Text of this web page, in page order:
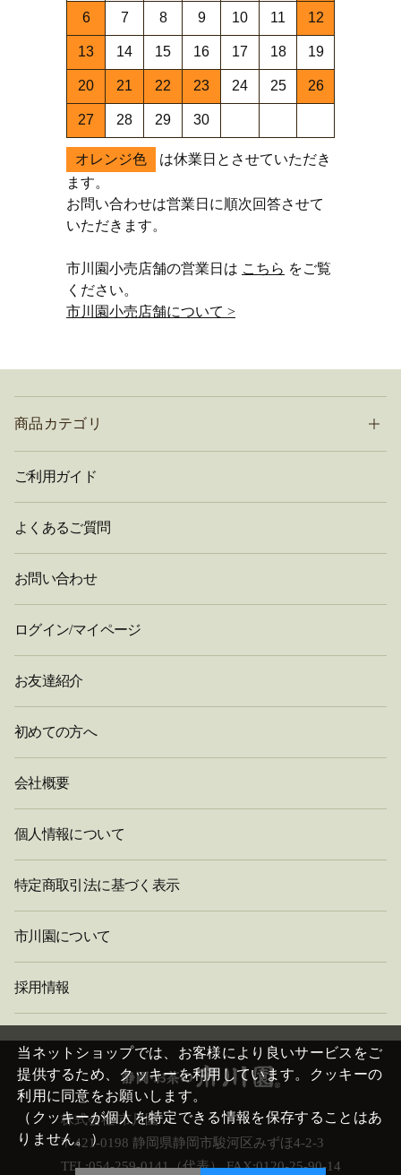
6 7 8 9 10 11 12
13 14 15 16 17 18 19
20 21 22 23 24 25 26
27 28 29 30
オレンジ色
は休業日とさせていただき
ます。
お問い合わせは営業日に順次回答させて
いただきます。
市川園小売店舗の営業日は こちら をご覧
ください。
市川園小売店舗について >
商品カテゴリ
ご利用ガイド
よくあるご質問
お問い合わせ
ログイン/マイページ
お友達紹介
初めての方へ
会社概要
個人情報について
特定商取引法に基づく表示
市川園について
採用情報
株式会社 市川園
〒421-0198 静岡県静岡市駿河区みずほ4-2-3
TEL:054-259-0141（代表） FAX:0120-25-90-14
当ネットショップでは、お客様により良いサービスをご
提供するため、クッキーを利用しています。クッキーの
利用に同意をお願いします。
（クッキーが個人を特定できる情報を保存することはあ
りません。）
閉
じ
る